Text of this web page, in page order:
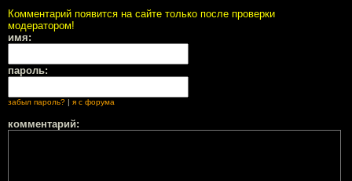
Комментарий появится на сайте только после проверки
модератором!
имя:
пароль:
забыл пароль? | я с форума
комментарий: